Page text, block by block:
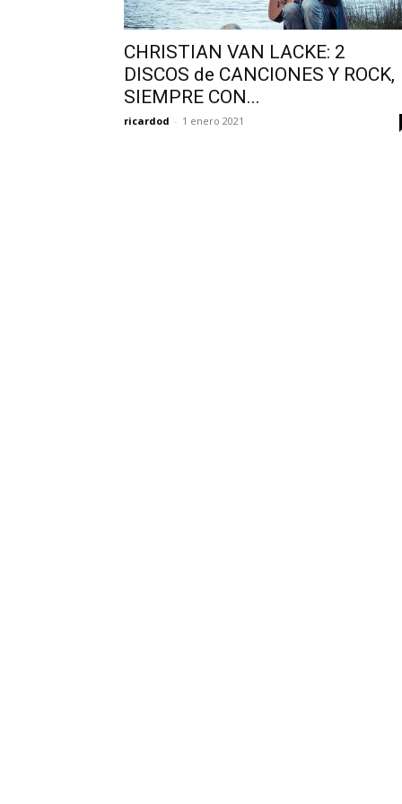
CHRISTIAN VAN LACKE: 2
DISCOS de CANCIONES Y ROCK,
SIEMPRE CON...
ricardod - 1 enero 2021